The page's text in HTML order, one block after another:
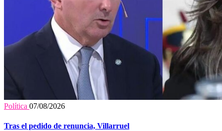
Política 07/08/2026
Tras el pedido de renuncia, Villarruel